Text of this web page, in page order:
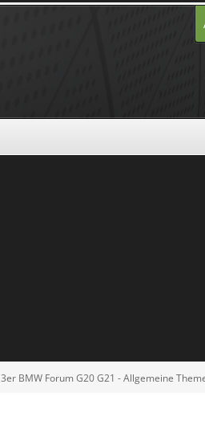
3er BMW Forum G20 G21 - Allgemeine